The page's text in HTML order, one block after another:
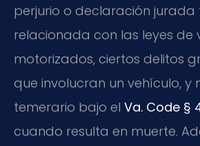
perjurio o declaración jurada
relacionada con las leyes de
motorizados, ciertos delitos
que involucran un vehículo, y
temerario bajo el Va. Code §
cuando resulta en muerte.